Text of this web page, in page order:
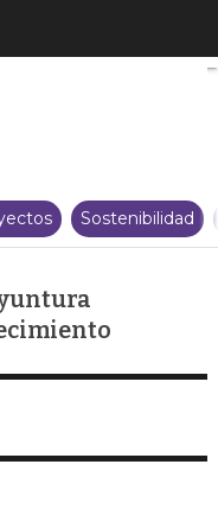
la nube: La
Sostenibilidad